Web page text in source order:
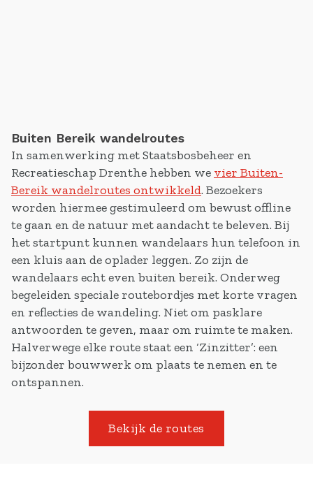
Buiten Bereik wandelroutes
In samenwerking met Staatsbosbeheer en
Recreatieschap Drenthe hebben we vier Buiten-
Bereik wandelroutes ontwikkeld. Bezoekers
worden hiermee gestimuleerd om bewust offline
te gaan en de natuur met aandacht te beleven. Bij
het startpunt kunnen wandelaars hun telefoon in
een kluis aan de oplader leggen. Zo zijn de
wandelaars echt even buiten bereik. Onderweg
begeleiden speciale routebordjes met korte vragen
en reflecties de wandeling. Niet om pasklare
antwoorden te geven, maar om ruimte te maken.
Halverwege elke route staat een ‘Zinzitter’: een
bijzonder bouwwerk om plaats te nemen en te
ontspannen.
Bekijk de routes